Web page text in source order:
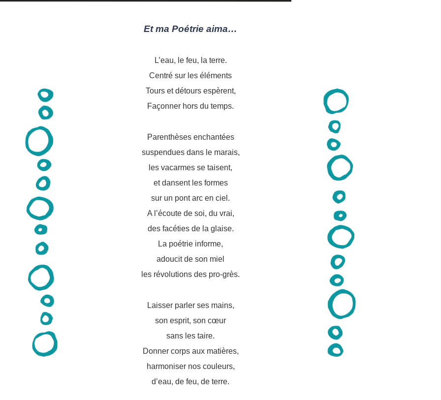
Et ma Poétrie aima…
L’eau, le feu, la terre.
Centré sur les éléments
Tours et détours espèrent,
Façonner hors du temps.
Parenthèses enchantées
suspendues dans le marais,
les vacarmes se taisent,
et dansent les formes
sur un pont arc en ciel.
A l’écoute de soi, du vrai,
des facéties de la glaise.
La poétrie informe,
adoucit de son miel
les révolutions des pro-grès.
Laisser parler ses mains,
son esprit, son cœur
sans les taire.
Donner corps aux matières,
harmoniser nos couleurs,
d’eau, de feu, de terre.